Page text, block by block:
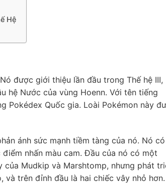
Hệ
được giới thiệu lần đầu trong Thế hệ III,
hệ Nước của vùng Hoenn. Với tên tiếng
Pokédex Quốc gia. Loài Pokémon này
ánh sức mạnh tiềm tàng của nó. Nó có
nhấn màu cam. Đầu của nó có một
Mudkip và Marshtomp, nhưng phát
và trên đỉnh đầu là hai chiếc vây nhỏ hơn.